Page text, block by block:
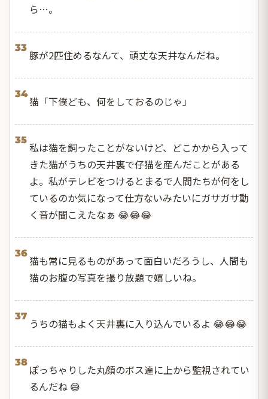
ら…。
33
豚が2匹住めるなんて、頑丈な天井なんだね。
34
猫「下僕ども、何をしておるのじゃ」
35
私は猫を飼ったことがないけど、どこかから入って
きた猫がうちの天井裏で仔猫を産んだことがある
よ。私がテレビをつけるとまるで人間たちが何をし
ているのか気になって仕方ないみたいにガサガサ動
く音が聞こえたなぁ 😂😂😂
36
猫も常に見るものがあって面白いだろうし、人間も
猫のお腹の写真を撮り放題で嬉しいね。
37
うちの猫もよく天井裏に入り込んでいるよ 😂😂😂
38
ぽっちゃりした丸顔のボス達に上から監視されてい
るんだね 😅